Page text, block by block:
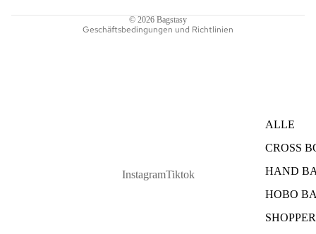
ALLE
CROSS
HAND
HOBO
SHOPPER
© 2026 Bagstasy
Geschäftsbedingungen und Richtlinien
InstagramTiktok